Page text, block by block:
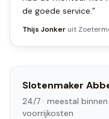
de goede service.”
Thijs Jonker uit
Slotenmaker
24/7 · meestal
voorrijkosten